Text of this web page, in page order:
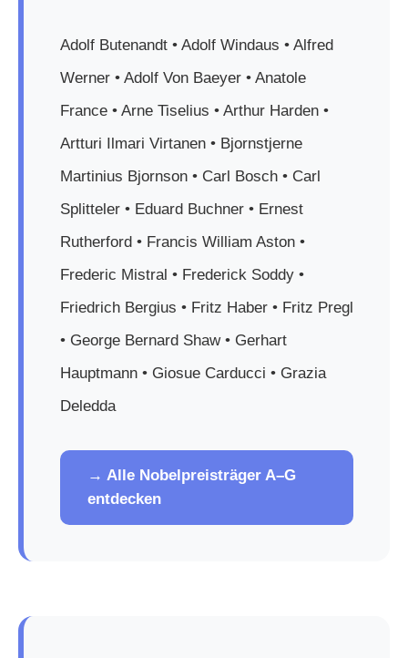
Adolf Butenandt • Adolf Windaus • Alfred
Werner • Adolf Von Baeyer • Anatole
France • Arne Tiselius • Arthur Harden •
Artturi Ilmari Virtanen • Bjornstjerne
Martinius Bjornson • Carl Bosch • Carl
Splitteler • Eduard Buchner • Ernest
Rutherford • Francis William Aston •
Frederic Mistral • Frederick Soddy •
Friedrich Bergius • Fritz Haber • Fritz Pregl
• George Bernard Shaw • Gerhart
Hauptmann • Giosue Carducci • Grazia
Deledda
→ Alle Nobelpreisträger A–G
entdecken